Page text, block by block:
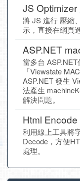
JS Optimizer
將 JS 進行 壓縮
示，直接在網頁
ASP.NET
當多台
「Viewstate
ASP.NET 發生
法產生
解決問題。
Html
利用線上工具將
Decode，方便
處理。